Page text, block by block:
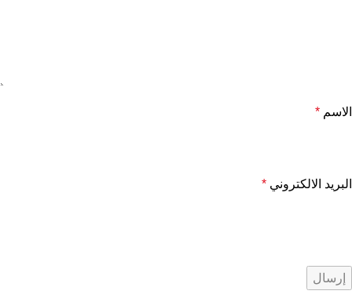
الاسم *
البريد الالكتروني *